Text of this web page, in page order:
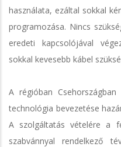
használata, ezáltal sokkal
programozása. Nincs
eredeti kapcsolójával
sokkal kevesebb kábel
A régióban
technológia bevezetése
A szolgáltatás vételére a
szabvánnyal rendelkező